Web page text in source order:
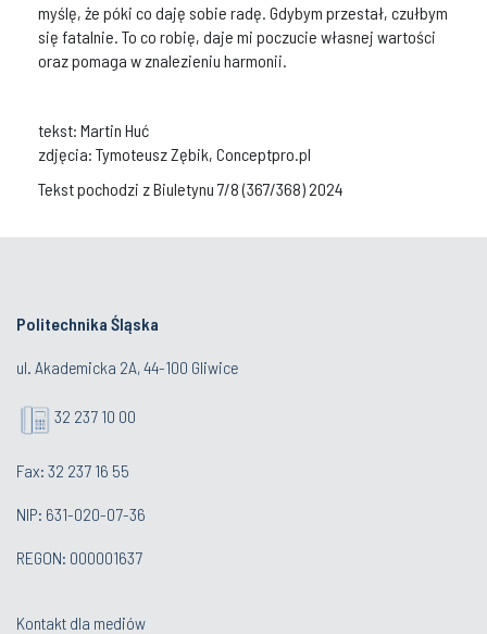
myślę, że póki co daję sobie radę. Gdybym przestał, czułbym
się fatalnie. To co robię, daje mi poczucie własnej wartości
oraz pomaga w znalezieniu harmonii.
tekst: Martin Huć
zdjęcia: Tymoteusz Zębik, Conceptpro.pl
Tekst pochodzi z Biuletynu 7/8 (367/368) 2024
Politechnika Śląska
ul. Akademicka 2A, 44-100 Gliwice
32 237 10 00
Fax: 32 237 16 55
NIP: 631-020-07-36
REGON: 000001637
Kontakt dla mediów